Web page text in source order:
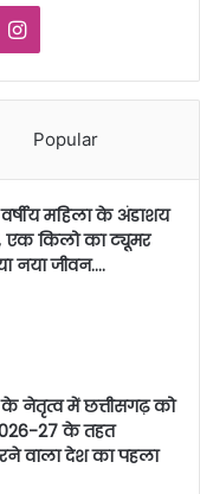
Instagram
Popular
महिला के अंडाशय
किलो का ट्यूमर
नया जीवन….
के नेतृत्व में छत्तीसगढ़ को
27 के तहत
वाला देश का पहला